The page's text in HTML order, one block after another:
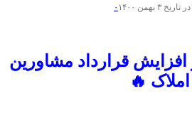
در تاریخ ۳ بهمن ۱۴۰۰ ۰
قرارداد مشاورین
املاک 🔥